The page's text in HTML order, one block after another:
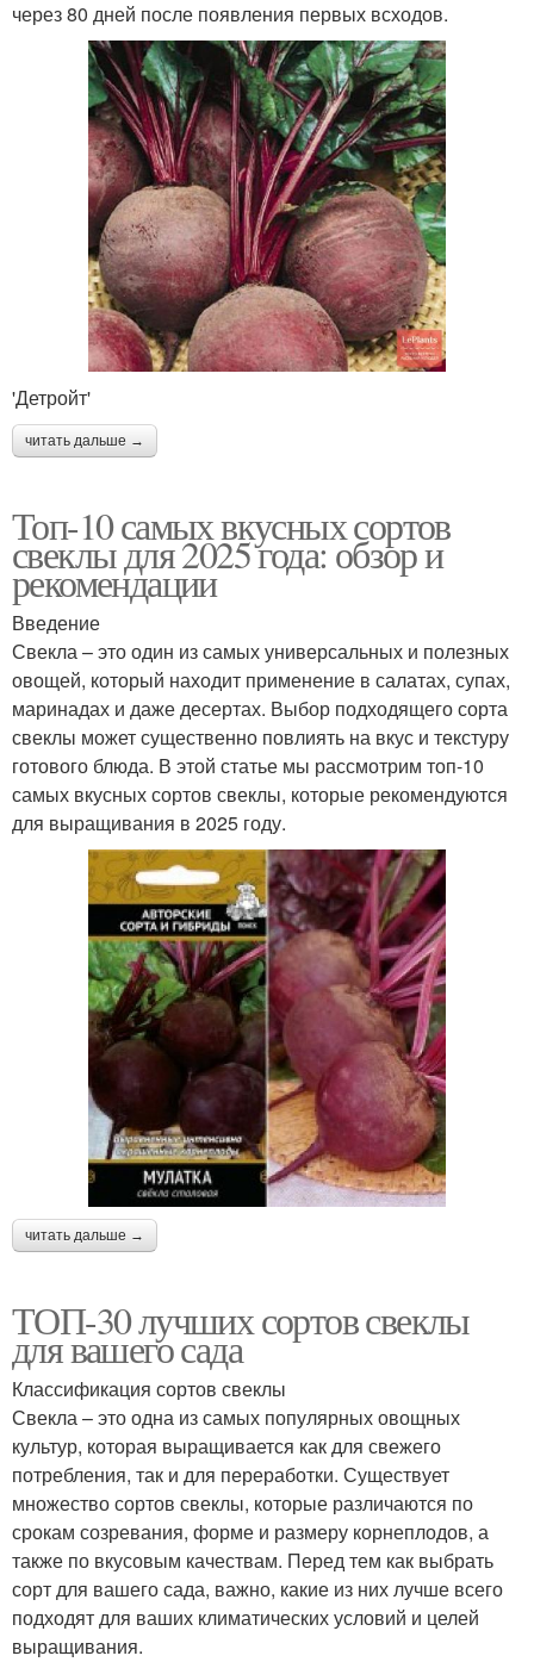
через 80 дней после появления первых всходов.
'Детройт'
читать дальше →
Топ-10 самых вкусных сортов
свеклы для 2025 года: обзор и
рекомендации
Введение
Свекла – это один из самых универсальных и полезных
овощей, который находит применение в салатах, супах,
маринадах и даже десертах. Выбор подходящего сорта
свеклы может существенно повлиять на вкус и текстуру
готового блюда. В этой статье мы рассмотрим топ-10
самых вкусных сортов свеклы, которые рекомендуются
для выращивания в 2025 году.
читать дальше →
ТОП-30 лучших сортов свеклы
для вашего сада
Классификация сортов свеклы
Свекла – это одна из самых популярных овощных
культур, которая выращивается как для свежего
потребления, так и для переработки. Существует
множество сортов свеклы, которые различаются по
срокам созревания, форме и размеру корнеплодов, а
также по вкусовым качествам. Перед тем как выбрать
сорт для вашего сада, важно, какие из них лучше всего
подходят для ваших климатических условий и целей
выращивания.